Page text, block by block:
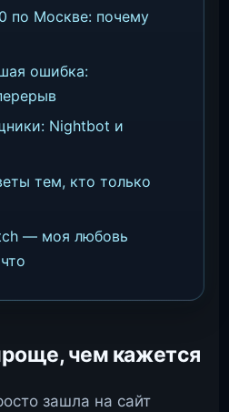
по Москве: почему
ошибка:
Nightbot и
тем, кто только
— моя любовь
чем кажется
зашла на сайт